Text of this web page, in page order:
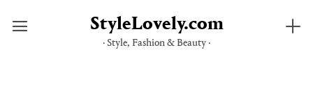
StyleLovely.com
· Style, Fashion & Beauty ·